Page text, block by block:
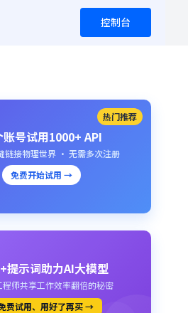
控制台
热门推荐
账号试用1000+ API
链接物理世界 · 无需多次注册
免费开始试用 →
提示词助力AI大模型
程师共享工作效率翻倍的秘密
费试用、用好了再买 →